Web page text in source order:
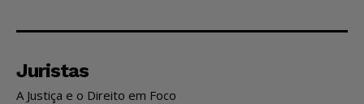
Juristas
A Justiça e o Direito em Foco